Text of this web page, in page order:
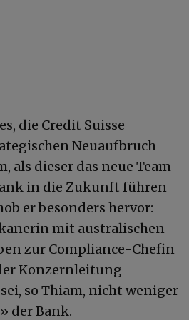
die Credit Suisse
Neuaufbruch
als dieser das neue Team
in die Zukunft führen
er besonders hervor:
mit australischen
zur Compliance-Chefin
Konzernleitung
so Thiam, nicht weniger
der Bank.